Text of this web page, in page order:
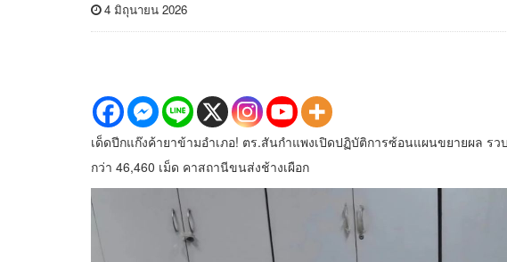
4 มิถุนายน 2026
เด็ดปีกแก๊งค้ายาข้ามอำเภอ! ตร.สันกำแพงเปิดปฏิบัติการซ้อนแผนขยายผล ร
กว่า 46,460 เม็ด คาสถานีขนส่งช้างเผือก